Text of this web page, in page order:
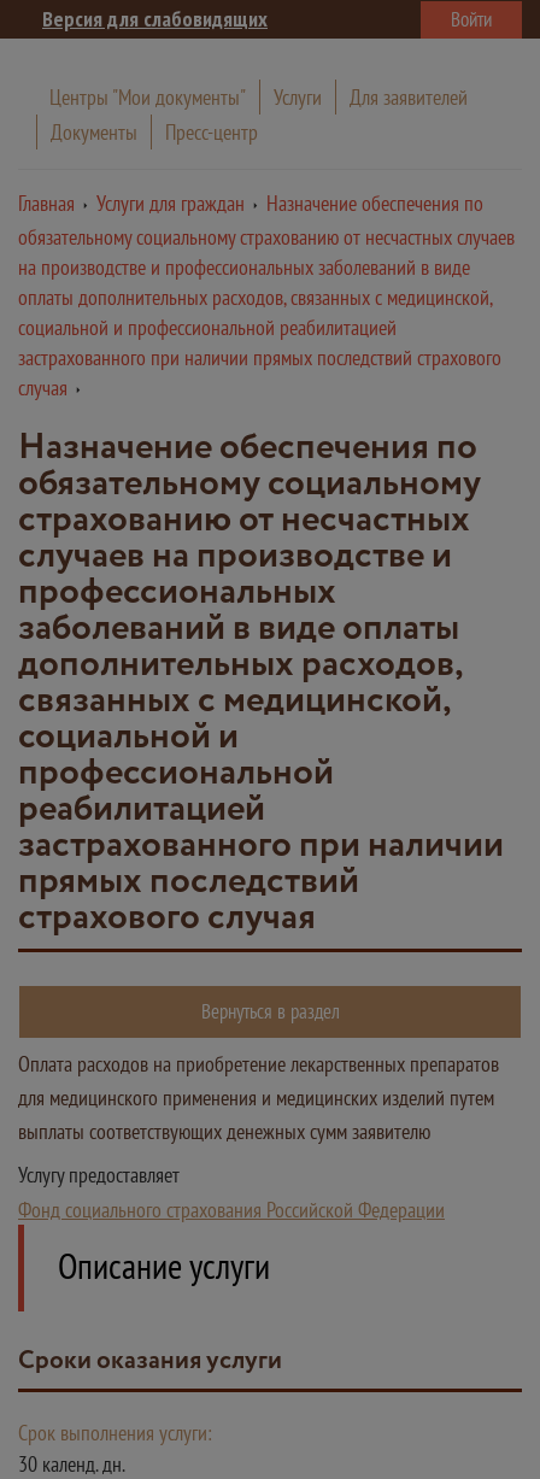
Версия для слабовидящих Войти
Центры "Мои документы" Услуги
Для заявителей
Документы
Пресс-центр
Главная Услуги для граждан
Назначение обеспечения по
обязательному социальному страхованию от несчастных случаев
на производстве и профессиональных заболеваний в виде
оплаты дополнительных расходов, связанных с медицинской,
социальной и профессиональной реабилитацией
застрахованного при наличии прямых последствий страхового
случая
Назначение обеспечения по
обязательному социальному
страхованию от несчастных
случаев на производстве и
профессиональных
заболеваний в виде оплаты
дополнительных расходов,
связанных с медицинской,
социальной и
профессиональной
реабилитацией
застрахованного при наличии
прямых последствий
страхового случая
Вернуться в раздел
Оплата расходов на приобретение лекарственных препаратов
для медицинского применения и медицинских изделий путем
выплаты соответствующих денежных сумм заявителю
Услугу предоставляет
Фонд социального страхования Российской Федерации
Описание услуги
Сроки оказания услуги
Срок выполнения услуги:
30 календ. дн.